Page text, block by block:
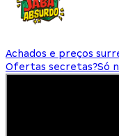
Achados e preços
Ofertas secretas?Só